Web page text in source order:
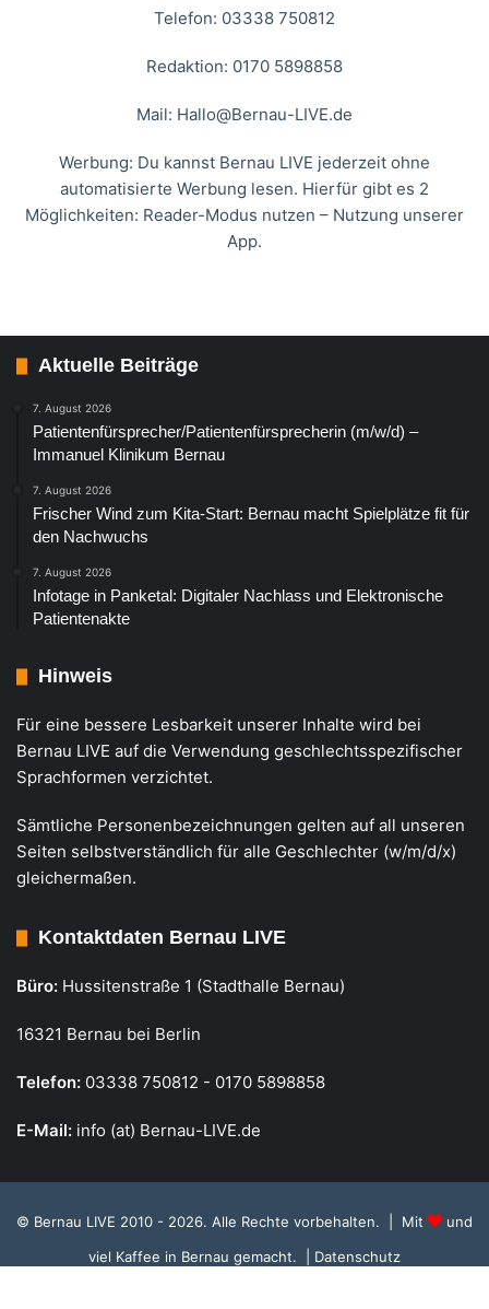
Telefon: 03338 750812
Redaktion: 0170 5898858
Mail: Hallo@Bernau-LIVE.de
Werbung: Du kannst Bernau LIVE jederzeit ohne
automatisierte Werbung lesen. Hierfür gibt es 2
Möglichkeiten: Reader-Modus nutzen – Nutzung unserer
App.
Aktuelle Beiträge
7. August 2026
Patientenfürsprecher/Patientenfürsprecherin (m/w/d) –
Immanuel Klinikum Bernau
7. August 2026
Frischer Wind zum Kita-Start: Bernau macht Spielplätze fit für
den Nachwuchs
7. August 2026
Infotage in Panketal: Digitaler Nachlass und Elektronische
Patientenakte
Hinweis
Für eine bessere Lesbarkeit unserer Inhalte wird bei
Bernau LIVE auf die Verwendung geschlechtsspezifischer
Sprachformen verzichtet.
Sämtliche Personenbezeichnungen gelten auf all unseren
Seiten selbstverständlich für alle Geschlechter (w/m/d/x)
gleichermaßen.
Kontaktdaten Bernau LIVE
Büro: Hussitenstraße 1 (Stadthalle Bernau)
16321 Bernau bei Berlin
Telefon: 03338 750812 - 0170 5898858
E-Mail: info (at) Bernau-LIVE.de
© Bernau LIVE 2010 - 2026. Alle Rechte vorbehalten. | Mit
und
viel Kaffee in Bernau gemacht.
| Datenschutz